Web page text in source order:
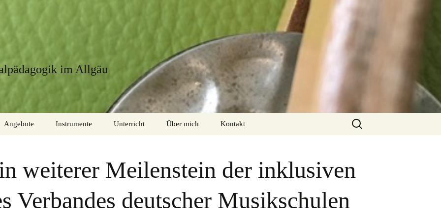
im Allgäu
Angebote
Kinder und Eltern
Instrumente
Blockflöte
Unterricht Über mich Kontakt
Suchen
nach:
weiterer Meilenstein der inklusiven
Verbandes deutscher Musikschulen